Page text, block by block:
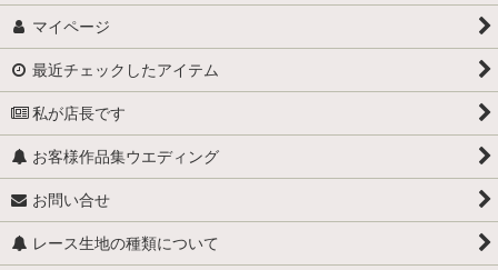
マイページ
最近チェックしたアイテム
私が店長です
お客様作品集ウエディング
お問い合せ
レース生地の種類について